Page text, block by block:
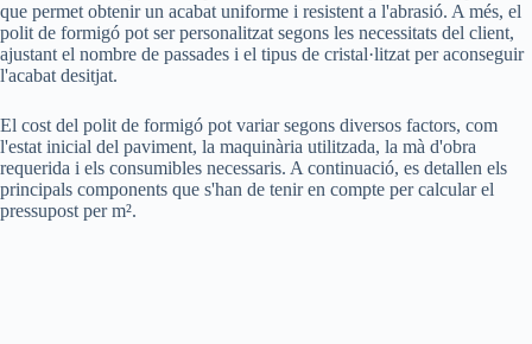
que permet obtenir un acabat uniforme i resistent a l'abrasió. A més, el
polit de formigó pot ser personalitzat segons les necessitats del client,
ajustant el nombre de passades i el tipus de cristal·litzat per aconseguir
l'acabat desitjat.
El cost del polit de formigó pot variar segons diversos factors, com
l'estat inicial del paviment, la maquinària utilitzada, la mà d'obra
requerida i els consumibles necessaris. A continuació, es detallen els
principals components que s'han de tenir en compte per calcular el
pressupost per m².